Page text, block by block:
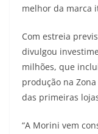
t
s
p
e
g
r
a
melhor da marca
Com estreia
divulgou
milhões, que
produção na
das primeiras
“A Morini vem